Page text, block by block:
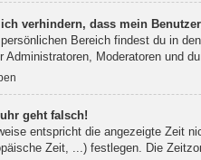
verhindern, dass mein
Bereich findest du in
Administratoren, Moderatoren und
geht falsch!
entspricht die angezeigte Zeit
Zeit, ...) festlegen. Die